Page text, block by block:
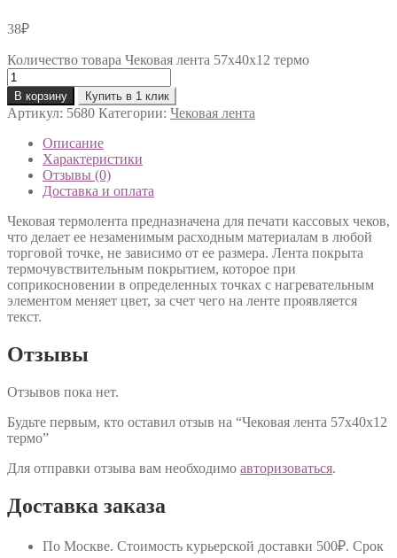
38₽
Количество товара Чековая лента 57х40х12 термо
В корзину Купить в 1 клик
Артикул: 5680 Категории: Чековая лента
Описание
Характеристики
Отзывы (0)
Доставка и оплата
Чековая термолента предназначена для печати кассовых чеков,
что делает ее незаменимым расходным материалам в любой
торговой точке, не зависимо от ее размера. Лента покрыта
термочувствительным покрытием, которое при
соприкосновении в определенных точках с нагревательным
элементом меняет цвет, за счет чего на ленте проявляется
текст.
Отзывы
Отзывов пока нет.
Будьте первым, кто оставил отзыв на “Чековая лента 57х40х12
термо”
Для отправки отзыва вам необходимо авторизоваться.
Доставка заказа
По Москве. Стоимость курьерской доставки 500₽. Срок